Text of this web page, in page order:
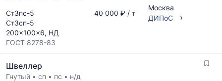
Ст3пс-5
Ст3сп-5
200x100x6, НД
ГОСТ 8278-83
40 000 ₽ / т
Москва
ДИПоС
›
Швеллер
Гнутый • сп • пс • н/д